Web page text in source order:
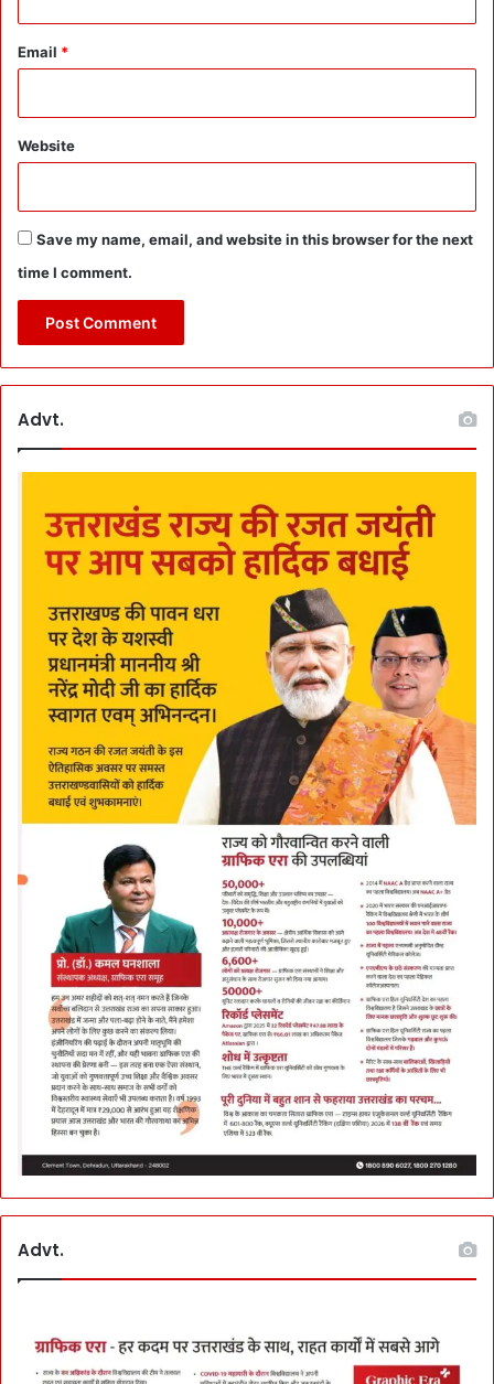
D
दी
भा
य
सं
स्कृ
ति
हि
Email *
Website
Save my name, email, and website in this browser for the next
time I comment.
Advt.
Advt.